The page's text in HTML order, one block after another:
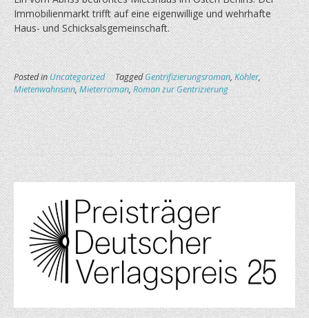
Immobilienmarkt trifft auf eine eigenwillige und wehrhafte
Haus- und Schicksalsgemeinschaft.
Posted inUncategorized TaggedGentrifizierungsroman,Köhler,
Mietenwahnsinn,Mieterroman,Roman zur Gentrizierung